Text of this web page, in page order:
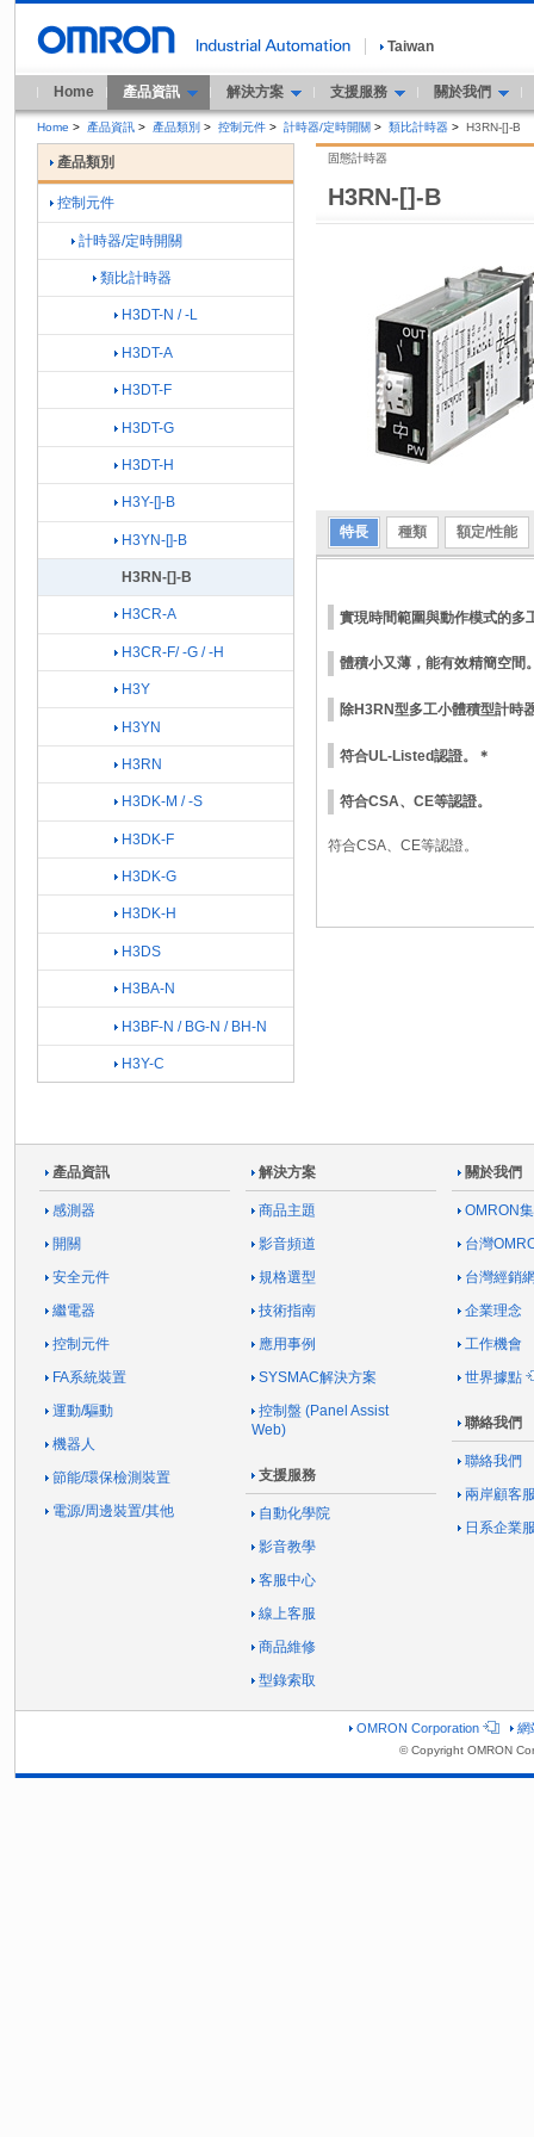
Taiwan
Home 產品資訊 解決方案 支援服務 關於我們
Home > 產品資訊 > 產品類別 > 控制元件 > 計時器/定時開關 > 類比計時器 > H3RN-[]-B
H3RN-[]-B
固態計時器
特長 種類 額定/性能
實現時間範圍與動作模式的多
體積小又薄，能有效精簡空間
除H3RN型多工小體積型計時
符合UL-Listed認證。＊
符合CSA、CE等認證。
符合CSA、CE等認證。
產品類別
控制元件
計時器/定時開關
類比計時器
H3DT-N / -L
H3DT-A
H3DT-F
H3DT-G
H3DT-H
H3Y-[]-B
H3YN-[]-B
H3RN-[]-B
H3CR-A
H3CR-F/ -G / -H
H3Y
H3YN
H3RN
H3DK-M / -S
H3DK-F
H3DK-G
H3DK-H
H3DS
H3BA-N
H3BF-N / BG-N / BH-N
H3Y-C
產品資訊
感測器
開關
安全元件
繼電器
控制元件
FA系統裝置
運動/驅動
機器人
節能/環保檢測裝置
電源/周邊裝置/其他
解決方案
商品主題
影音頻道
規格選型
技術指南
應用事例
SYSMAC解決方案
控制盤 (Panel Assist
Web)
支援服務
自動化學院
影音教學
客服中心
線上客服
商品維修
型錄索取
關於我們
OMRON
台灣
台灣經銷
企業理念
工作機會
世界據點
聯絡我們
聯絡我們
兩岸顧客
日系企業
OMRON Corporation 網
© Copyright OMRON